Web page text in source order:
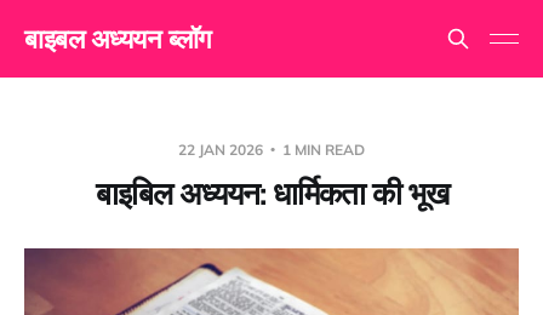
बाइबल अध्ययन ब्लॉग
22 JAN 2026 1 MIN READ
बाइबिल अध्ययन: धार्मिकता की भूख